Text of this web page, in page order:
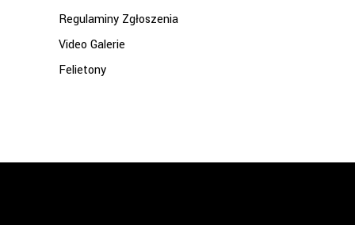
Regulaminy Zgłoszenia
Video Galerie
Felietony